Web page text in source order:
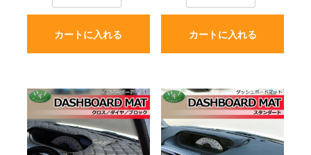
カートに入れる カートに入れる